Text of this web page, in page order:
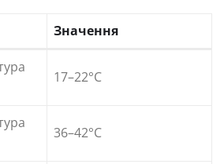
Значення
17–22°C
36–42°C